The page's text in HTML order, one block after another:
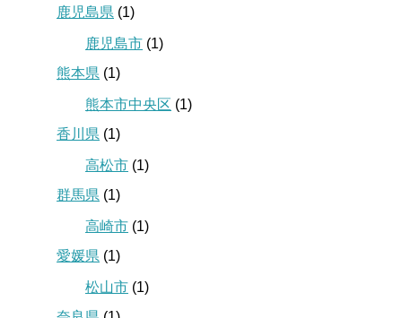
鹿児島県 (1)
鹿児島市 (1)
熊本県 (1)
熊本市中央区 (1)
香川県 (1)
高松市 (1)
群馬県 (1)
高崎市 (1)
愛媛県 (1)
松山市 (1)